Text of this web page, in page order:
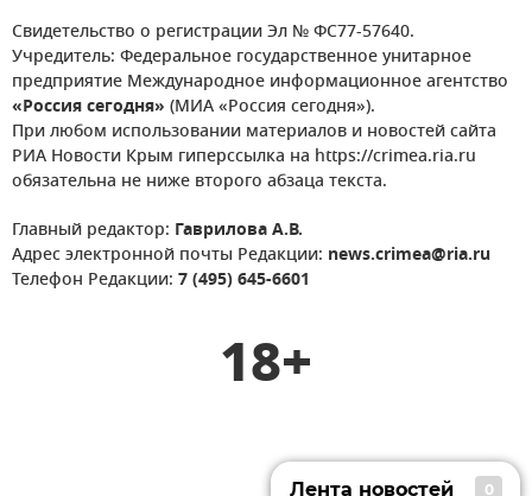
Свидетельство о регистрации Эл № ФС77-57640.
Учредитель: Федеральное государственное унитарное
предприятие Международное информационное агентство
«Россия сегодня» (МИА «Россия сегодня»).
При любом использовании материалов и новостей сайта
РИА Новости Крым гиперссылка на https://crimea.ria.ru
обязательна не ниже второго абзаца текста.
Главный редактор: Гаврилова А.В.
Адрес электронной почты Редакции: news.crimea@ria.ru
Телефон Редакции: 7 (495) 645-6601
18+
Лента новостей 0